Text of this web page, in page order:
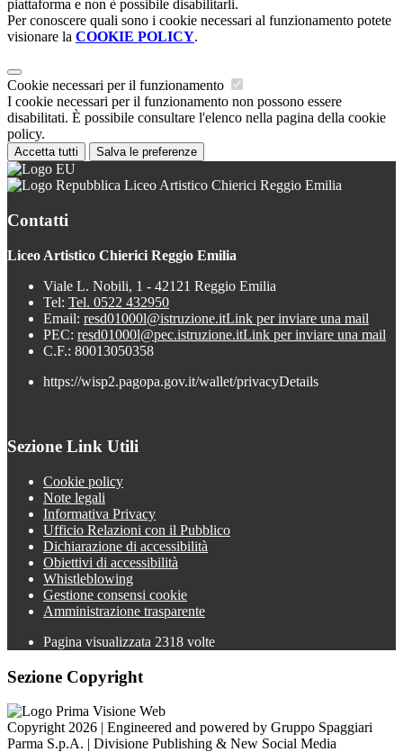
piattaforma e non è possibile disabilitarli.
Per conoscere quali sono i cookie necessari al funzionamento potete
visionare la COOKIE POLICY.
Cookie necessari per il funzionamento
I cookie necessari per il funzionamento non possono essere
disabilitati. È possibile consultare l'elenco nella pagina della cookie
policy.
Accetta tutti Salva le preferenze
Liceo Artistico Chierici Reggio Emilia
Contatti
Liceo Artistico Chierici Reggio Emilia
Viale L. Nobili, 1 - 42121 Reggio Emilia
Tel: Tel. 0522 432950
Email: resd01000l@istruzione.itLink per inviare una mail
PEC: resd01000l@pec.istruzione.itLink per inviare una mail
C.F.: 80013050358
https://wisp2.pagopa.gov.it/wallet/privacyDetails
Sezione Link Utili
Cookie policy
Note legali
Informativa Privacy
Ufficio Relazioni con il Pubblico
Dichiarazione di accessibilità
Obiettivi di accessibilità
Whistleblowing
Gestione consensi cookie
Amministrazione trasparente
Pagina visualizzata 2318 volte
Sezione Copyright
Copyright 2026 | Engineered and powered by Gruppo Spaggiari
Parma S.p.A. | Divisione Publishing & New Social Media